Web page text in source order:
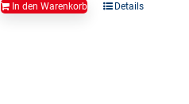
In den Warenkorb Details